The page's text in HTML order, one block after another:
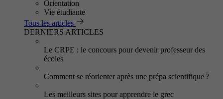
Orientation
Vie étudiante
Tous les articles
DERNIERS ARTICLES
Le CRPE : le concours pour devenir professeur des
écoles
Comment se réorienter après une prépa scientifique ?
Les meilleurs sites pour apprendre le grec